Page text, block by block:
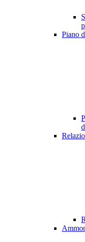
Piano